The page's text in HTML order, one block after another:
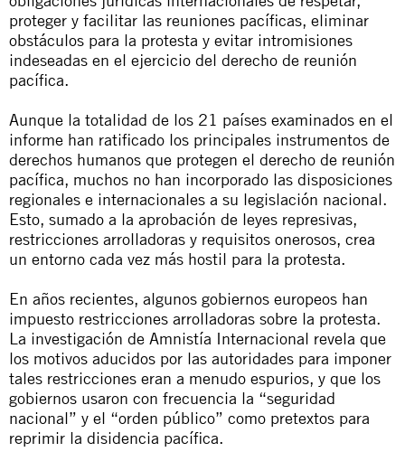
proteger y facilitar las reuniones pacíficas, eliminar
obstáculos para la protesta y evitar intromisiones
indeseadas en el ejercicio del derecho de reunión
pacífica.
Aunque la totalidad de los 21 países examinados en el
informe han ratificado los principales instrumentos de
derechos humanos que protegen el derecho de reunión
pacífica, muchos no han incorporado las disposiciones
regionales e internacionales a su legislación nacional.
Esto, sumado a la aprobación de leyes represivas,
restricciones arrolladoras y requisitos onerosos, crea
un entorno cada vez más hostil para la protesta.
En años recientes, algunos gobiernos europeos han
impuesto restricciones arrolladoras sobre la protesta.
La investigación de Amnistía Internacional revela que
los motivos aducidos por las autoridades para imponer
tales restricciones eran a menudo espurios, y que los
gobiernos usaron con frecuencia la “seguridad
nacional” y el “orden público” como pretextos para
reprimir la disidencia pacífica.